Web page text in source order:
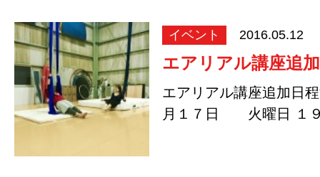
イベント 2016.05.12
エアリアル講座追
エアリアル講座追加日
月１７日 火曜日 １９